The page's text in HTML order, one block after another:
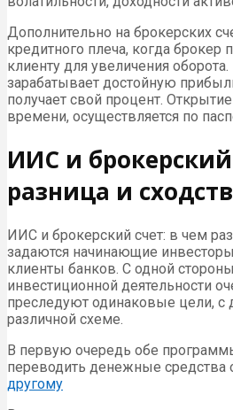
Дополнительно на брокерских
кредитного плеча, когда брокер
клиенту для увеличения
зарабатывает достойную
получает свой процент.
времени, осуществляется по
ИИС и
разница и
ИИС и брокерский счет: в чем
задаются начинающие
клиенты банков. С одной
инвестиционной деятельности
преследуют одинаковые цели, с
различной схеме.
В первую очередь обе
переводить денежные средства
другому